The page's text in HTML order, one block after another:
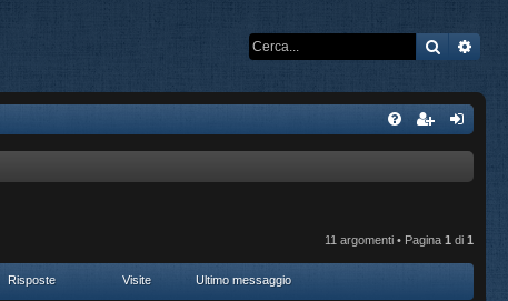
Cerca
11 argomenti • Pagina 1 di 1
Risposte Visite Ultimo messaggio